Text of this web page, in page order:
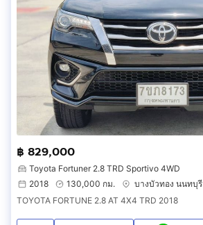
฿ 829,000
Toyota Fortuner 2.8 TRD Sportivo 4WD
2018
130,000 กม.
บางบัวทอง นนทบุรี
TOYOTA FORTUNE 2.8 AT 4X4 TRD 2018